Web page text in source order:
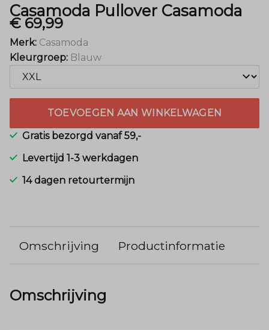
Casamoda Pullover Casamoda
€ 69,99
Merk: Casamoda
Kleurgroep: Blauw
TOEVOEGEN AAN WINKELWAGEN
Gratis bezorgd vanaf 59,-
Levertijd 1-3 werkdagen
14 dagen retourtermijn
Omschrijving Productinformatie
Omschrijving